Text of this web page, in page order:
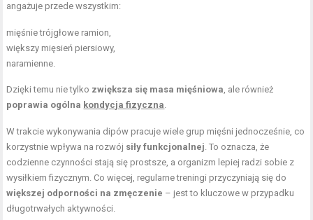
angażuje przede wszystkim:
mięśnie trójgłowe ramion,
większy mięsień piersiowy,
naramienne.
Dzięki temu nie tylko zwiększa się masa mięśniowa, ale również
poprawia ogólna kondycja fizyczna.
W trakcie wykonywania dipów pracuje wiele grup mięśni jednocześnie, co
korzystnie wpływa na rozwój siły funkcjonalnej. To oznacza, że
codzienne czynności stają się prostsze, a organizm lepiej radzi sobie z
wysiłkiem fizycznym. Co więcej, regularne treningi przyczyniają się do
większej odporności na zmęczenie – jest to kluczowe w przypadku
długotrwałych aktywności.